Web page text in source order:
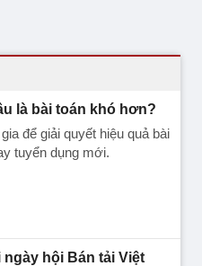
là bài toán khó hơn?
để giải quyết hiệu quả bài
tuyển dụng mới.
hội Bán tải Việt